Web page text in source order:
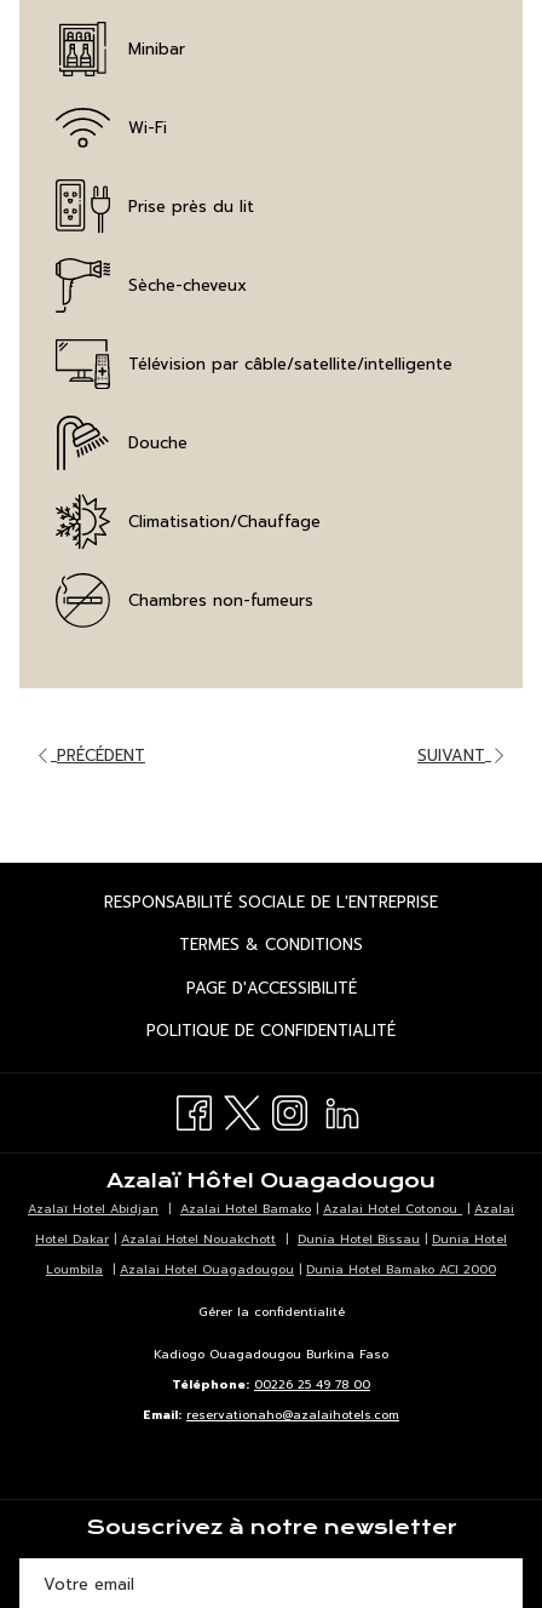
Minibar
Wi-Fi
Prise près du lit
Sèche-cheveux
Télévision par câble/satellite/intelligente
Douche
Climatisation/Chauffage
Chambres non-fumeurs
PRÉCÉDENT SUIVANT
RESPONSABILITÉ SOCIALE DE L'ENTREPRISEOUVRIR
TERMES & CONDITIONS
NOUVEL
PAGE D'ACCESSIBILITÉOUVRIR
DANS
NOUVEL
POLITIQUE DE CONFIDENTIALITÉOUVRIR
Azalaï Hôtel Ouagadougou
Azalaï Hotel Abidjan | Azalai Hotel Bamako | Azalai Hotel Cotonou | Azalai
Hotel Dakar | Azalai Hotel Nouakchott | Dunia Hotel Bissau | Dunia Hotel
Loumbila | Azalai Hotel Ouagadougou | Dunia Hotel Bamako ACI 2000
Gérer la confidentialité
Kadiogo Ouagadougou Burkina Faso
Téléphone: 00226 25 49 78 00
Email: reservationaho@azalaihotels.com
Souscrivez à notre newsletter